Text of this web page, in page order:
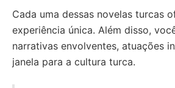
Cada uma dessas novelas turcas
experiência única. Além disso,
narrativas envolventes, atuações
janela para a cultura turca.